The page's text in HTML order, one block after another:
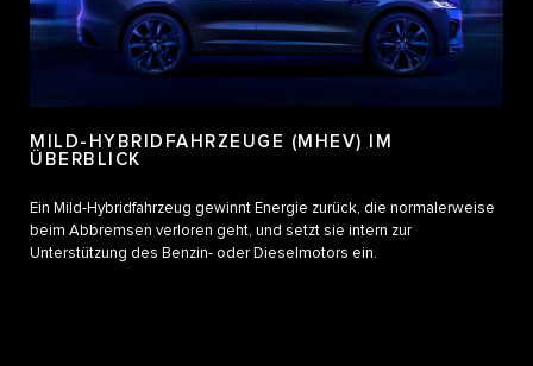
MILD-HYBRIDFAHRZEUGE (MHEV)​ IM
ÜBERBLICK
Ein Mild-Hybridfahrzeug gewinnt Energie zurück, die normalerweise
beim Abbremsen verloren geht, und setzt sie intern zur
Unterstützung des Benzin- oder Dieselmotors ein.